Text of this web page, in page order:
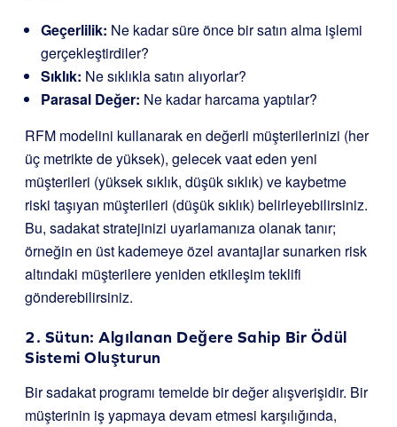
Geçerlilik: Ne kadar süre önce bir satın alma işlemi
gerçekleştirdiler?
Sıklık: Ne sıklıkla satın alıyorlar?
Parasal Değer: Ne kadar harcama yaptılar?
RFM modelini kullanarak en değerli müşterilerinizi (her
üç metrikte de yüksek), gelecek vaat eden yeni
müşterileri (yüksek sıklık, düşük sıklık) ve kaybetme
riski taşıyan müşterileri (düşük sıklık) belirleyebilirsiniz.
Bu, sadakat stratejinizi uyarlamanıza olanak tanır;
örneğin en üst kademeye özel avantajlar sunarken risk
altındaki müşterilere yeniden etkileşim teklifi
gönderebilirsiniz.
2. Sütun: Algılanan Değere Sahip Bir Ödül
Sistemi Oluşturun
Bir sadakat programı temelde bir değer alışverişidir. Bir
müşterinin iş yapmaya devam etmesi karşılığında,